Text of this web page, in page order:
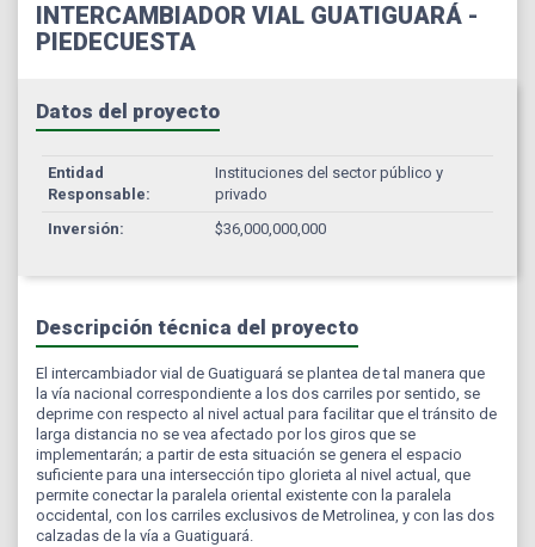
INTERCAMBIADOR VIAL GUATIGUARÁ -
PIEDECUESTA
Datos del proyecto
Entidad
Responsable:
Instituciones del sector público y
privado
Inversión:
$36,000,000,000
Descripción técnica del proyecto
El intercambiador vial de Guatiguará se plantea de tal manera que
la vía nacional correspondiente a los dos carriles por sentido, se
deprime con respecto al nivel actual para facilitar que el tránsito de
larga distancia no se vea afectado por los giros que se
implementarán; a partir de esta situación se genera el espacio
suficiente para una intersección tipo glorieta al nivel actual, que
permite conectar la paralela oriental existente con la paralela
occidental, con los carriles exclusivos de Metrolinea, y con las dos
calzadas de la vía a Guatiguará.